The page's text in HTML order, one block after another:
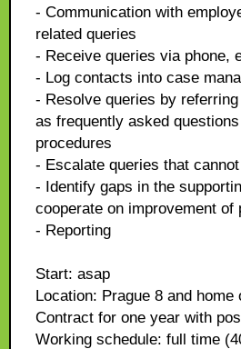
- Communication with
related queries
- Receive queries via phone,
- Log contacts into case
- Resolve queries by
as frequently asked
procedures
- Escalate queries that
- Identify gaps in the
cooperate on improvement of
- Reporting
Start: asap
Location: Prague 8 and
Contract for one year with
Working schedule: full time